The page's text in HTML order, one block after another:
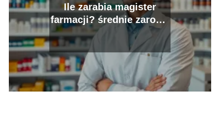
Ile zarabia magister
farmacji? średnie zarobki
i możliwości